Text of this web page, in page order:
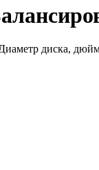
диска,